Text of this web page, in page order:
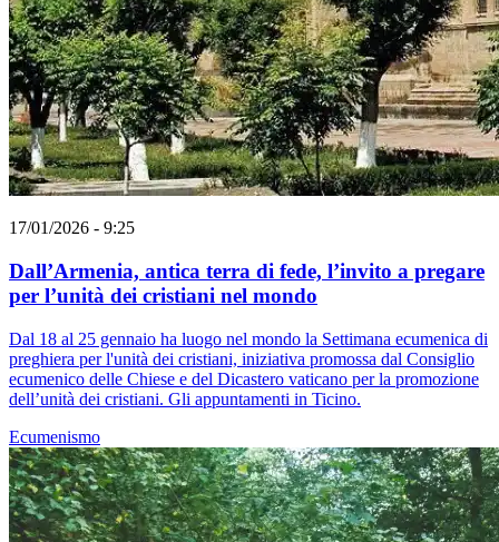
17/01/2026 - 9:25
Dall’Armenia, antica terra di fede, l’invito a pregare
per l’unità dei cristiani nel mondo
Dal 18 al 25 gennaio ha luogo nel mondo la Settimana ecumenica di
preghiera per l'unità dei cristiani, iniziativa promossa dal Consiglio
ecumenico delle Chiese e del Dicastero vaticano per la promozione
dell’unità dei cristiani. Gli appuntamenti in Ticino.
Ecumenismo